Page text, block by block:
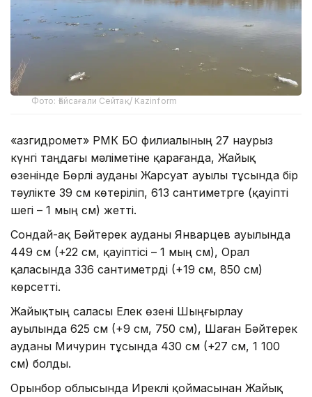
Фото: Ғайсағали Сейтақ/ Kazinform
«Қазгидромет» РМК БҚО филиалының 27 наурыз
күнгі таңдағы мәліметіне қарағанда, Жайық
өзенінде Бөрлі ауданы Жарсуат ауылы тұсында бір
тәулікте 39 см көтеріліп, 613 сантиметрге (қауіпті
шегі – 1 мың см) жетті.
Сондай-ақ Бәйтерек ауданы Январцев ауылында
449 см (+22 см, қауіптісі – 1 мың см), Орал
қаласында 336 сантиметрді (+19 см, 850 см)
көрсетті.
Жайықтың саласы Елек өзені Шыңғырлау
ауылында 625 см (+9 см, 750 см), Шаған Бәйтерек
ауданы Мичурин тұсында 430 см (+27 см, 1 100
см) болды.
Орынбор облысында Иреклі қоймасынан Жайық